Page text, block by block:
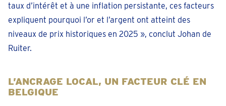
taux d’intérêt et à une inflation persistante, ces facteurs
expliquent pourquoi l’or et l’argent ont atteint des
niveaux de prix historiques en 2025 », conclut Johan de
Ruiter.
L’ANCRAGE LOCAL, UN FACTEUR CLÉ EN
BELGIQUE